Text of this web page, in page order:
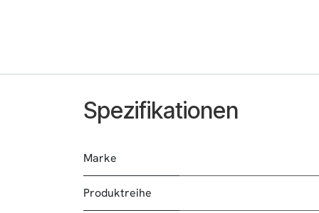
Spezifikationen
Marke
Produktreihe